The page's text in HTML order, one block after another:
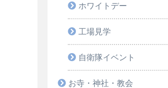
ホワイトデー
工場見学
自衛隊イベント
お寺・神社・教会